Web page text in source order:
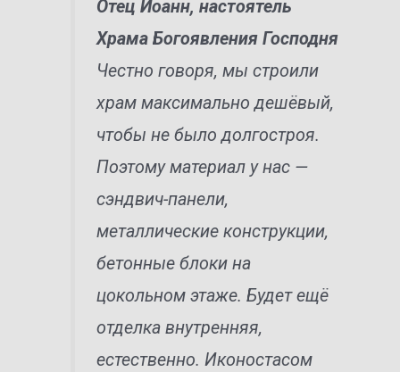
Отец Иоанн, настоятель
Храма Богоявления Господня
Честно говоря, мы строили
храм максимально дешёвый,
чтобы не было долгостроя.
Поэтому материал у нас —
сэндвич-панели,
металлические конструкции,
бетонные блоки на
цокольном этаже. Будет ещё
отделка внутренняя,
естественно. Иконостасом